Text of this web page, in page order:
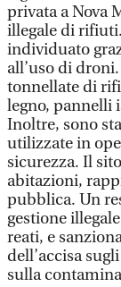
privata a Nova
illegale di
individuato
all’uso di
tonnellate di
legno, pannelli
Inoltre, sono
utilizzate in
sicurezza. Il
abitazioni,
pubblica. Un
gestione
reati, e
dell’accisa
sulla